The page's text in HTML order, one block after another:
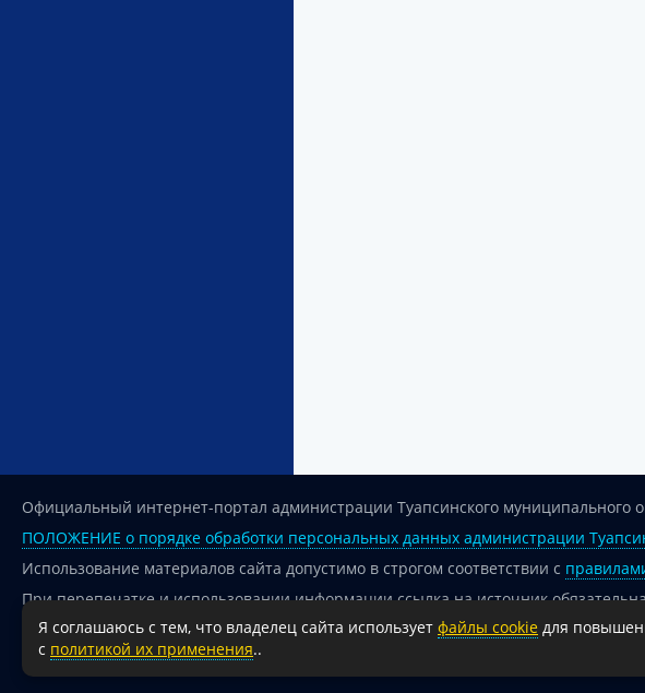
Официальный интернет-портал администрации Туапсинского муниципального
ПОЛОЖЕНИЕ о порядке обработки персональных данных администрации
Использование материалов сайта допустимо в строгом соответствии с
При перепечатке и использовании информации ссылка на источник
Для сайтов и страниц сети Интернет обязательна активная гиперссылка на
18+
Я соглашаюсь с тем, что владелец сайта использует файлы cookie для
с политикой их применения..